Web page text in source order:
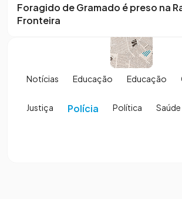
Foragido de Gramado é preso na
Fronteira
Notícias Educação Educação
Justiça Polícia Política Saúde